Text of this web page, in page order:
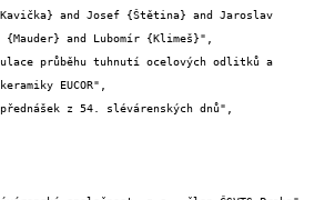
and Lubomír {Klimeš}",
EUCOR",